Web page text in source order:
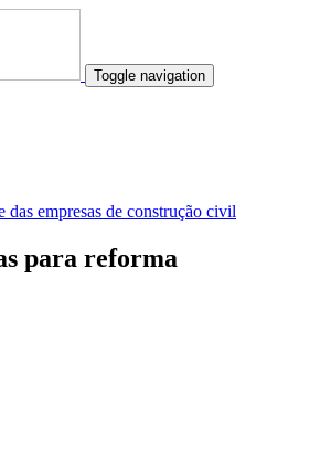
Toggle navigation
das empresas de construção civil
para reforma